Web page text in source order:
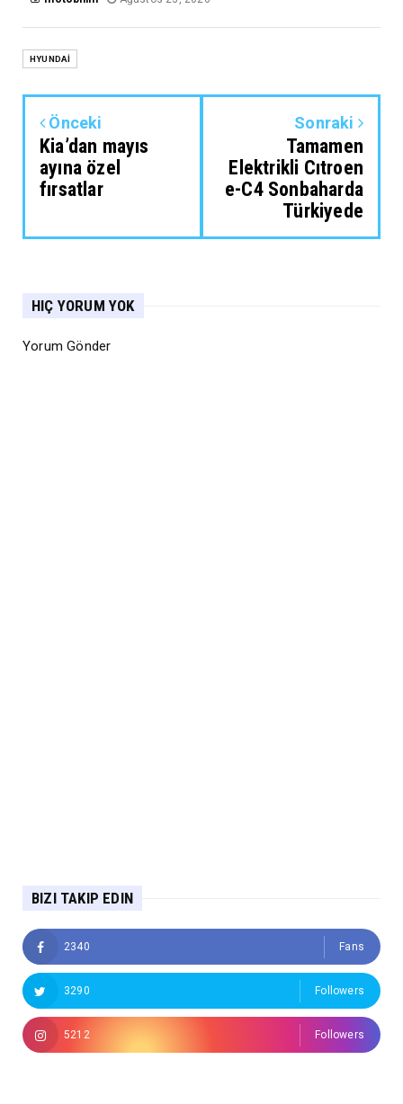
HYUNDAİ
Önceki
Kia’dan mayıs
ayına özel
fırsatlar
Sonraki
Tamamen
Elektrikli Cıtroen
e-C4 Sonbaharda
Türkiyede
HIÇ YORUM YOK
Yorum Gönder
BIZI TAKIP EDIN
2340 Fans
3290 Followers
5212 Followers